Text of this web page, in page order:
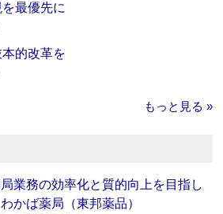
最優先に
的改革を
もっと見る »
局業務の効率化と質的向上を目指し
かば薬局（東邦薬品）